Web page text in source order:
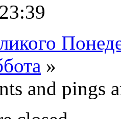
»
and pings